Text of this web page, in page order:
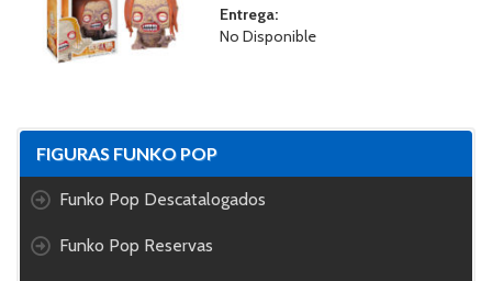
Entrega:
No Disponible
FIGURAS FUNKO POP
Funko Pop Descatalogados
Funko Pop Reservas